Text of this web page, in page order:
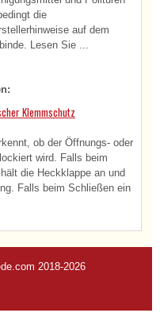
die
auf dem
Lesen Sie ...
Klemmschutz
ob der Öffnungs- oder
wird. Falls beim
die Heckklappe an und
Falls beim Schließen ein
2018-2026